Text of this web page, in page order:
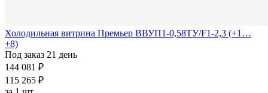
Холодильная витрина Премьер ВВУП1-0,58ТУ/F1-2,3 (+1…
+8)
Под заказ 21 день
144 081 ₽
115 265 ₽